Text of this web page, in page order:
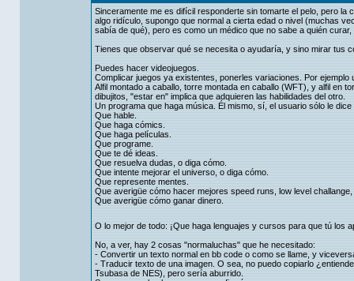
Sinceramente me es difícil responderte sin tomarte el pelo, pero
algo ridículo, supongo que normal a cierta edad o nivel (muchas
sabía de qué), pero es como un médico que no sabe a quién curar,
Tienes que observar qué se necesita o ayudaría, y sino mirar tus
Puedes hacer videojuegos.
Complicar juegos ya existentes, ponerles variaciones. Por
Alfil montado a caballo, torre montada en caballo (WFT), y alfil en
dibujitos, "estar en" implica que adquieren las habilidades del otro.
Un programa que haga música. Él mismo, sí, el usuario sólo le
Que hable.
Que haga cómics.
Que haga películas.
Que programe.
Que te dé ideas.
Que resuelva dudas, o diga cómo.
Que intente mejorar el universo, o diga cómo.
Que represente mentes.
Que averigüe cómo hacer mejores speed runs, low level
Que averigüe cómo ganar dinero.
O lo mejor de todo: ¡Que haga lenguajes y cursos para que tú los
No, a ver, hay 2 cosas "normaluchas" que he necesitado:
- Convertir un texto normal en bb code o como se llame, y
- Traducir texto de una imagen. O sea, no puedo copiarlo
Tsubasa de NES), pero sería aburrido.